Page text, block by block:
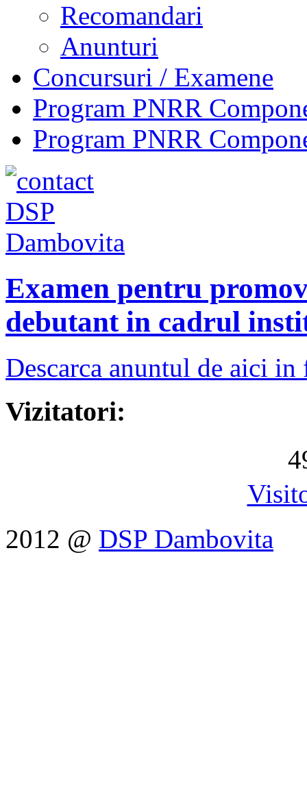
Recomandari
Anunturi
Concursuri / Examene
Program PNRR
Program PNRR
Examen pentru
debutant in cadrul
Descarca anuntul de aici
Vizitatori:
4
2012 @ DSP Dambovita